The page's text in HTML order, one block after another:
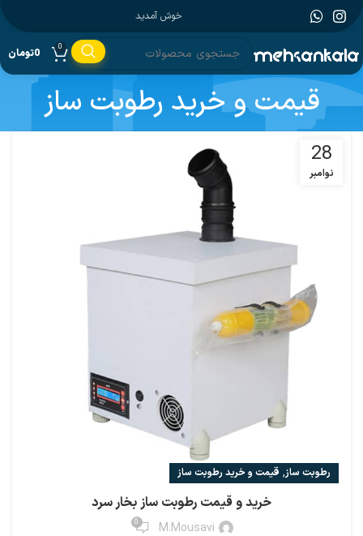
خوش آمدید
0
0تومان
قیمت و خرید رطوبت ساز
28
نوامبر
رطوبت ساز, قیمت و خرید رطوبت ساز
خرید و قیمت رطوبت ساز بخار سرد
M.mousavi
0